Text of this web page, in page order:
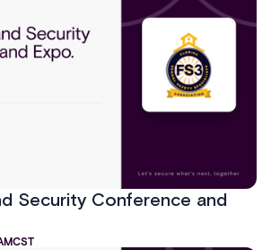
Security Conference and
CST